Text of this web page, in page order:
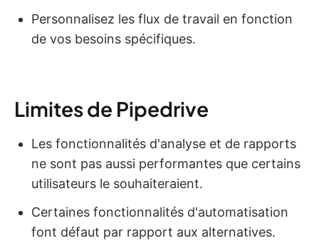
Personnalisez les flux de travail en fonction
de vos besoins spécifiques.
Limites de Pipedrive
Les fonctionnalités d'analyse et de rapports
ne sont pas aussi performantes que certains
utilisateurs le souhaiteraient.
Certaines fonctionnalités d'automatisation
font défaut par rapport aux alternatives.